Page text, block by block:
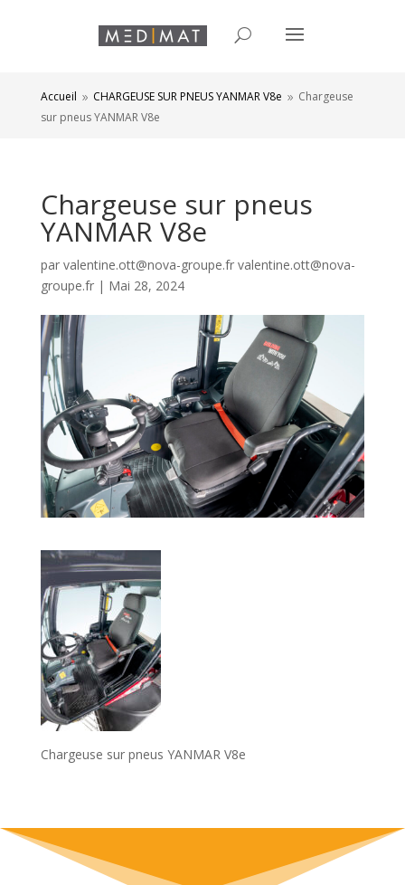
Accueil 9 CHARGEUSE SUR PNEUS YANMAR V8e 9 Chargeuse
sur pneus YANMAR V8e
Chargeuse sur pneus
YANMAR V8e
par valentine.ott@nova-groupe.fr valentine.ott@nova-
groupe.fr| Mai 28, 2024
Chargeuse sur pneus YANMAR V8e